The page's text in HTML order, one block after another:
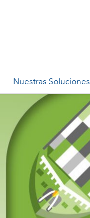
Nuestras Soluciones